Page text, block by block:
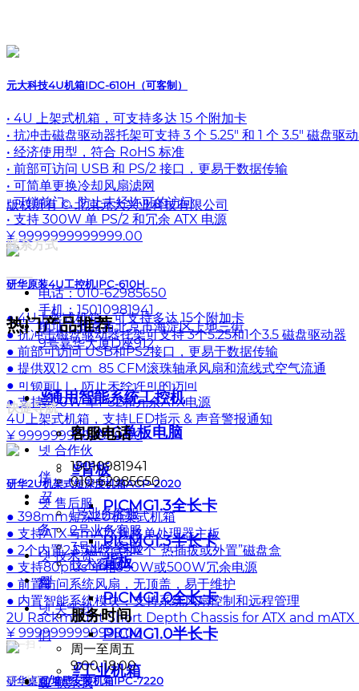
元大科技4U机箱IDC-610H（可客制）
• 4U 上架式机箱，可支持多达 15 个附加卡
• 抗冲击磁盘驱动器托架可支持 3 个 5.25" 和 1 个 3.5" 磁盘驱
• 经济使用型，符合 RoHS 标准
• 前部可访问 USB 和 PS/2 接口，更易于数据传输
• 可简单更换冷却风扇滤网
• 可锁前门，防止未经许可的访问
• 支持 300W 单 PS/2 和冗余 ATX 电源
¥ 9999999999999.00
研华原装4U工控机IPC-610H
● 4U上架式机箱，可支持多达 15个附加卡
● 抗冲击磁盘驱动器托架可支持 3个5.25和1个3.5 磁盘驱动器
● 前部可访问 USB和PS2接口，更易于数据传输
● 提供双12 cm 85 CFM滚珠轴承风扇和流线式空气流通
● 可锁前门，防止未经许可的访问
● 支持300W 单PS2和冗余ATX电源
4U上架式机箱，支持LED指示 & 声音警报通知
¥ 9999999999999.00
研华2U机架式短深度机箱ACP-2020
● 398mm短深2U机架式机箱
● 支持ATX与mATX规格单处理器主板
● 2个内置2.5"磁盘盒和2个“热插拔或外置”磁盘盒
● 支持80plus 单相350W或500W冗余电源
● 前置访问系统风扇，无顶盖，易于维护
● 内置智能系统模块，支持系统风扇控制和远程管理
2U Rackmount Short Depth Chassis for ATX and
¥ 9999999999999.00
研华桌面/墙壁安装机箱IPC-7220
热门产品推荐
ꁇ通用智能系统工控机
PICMG单板电脑
ꁇ背板
PICMG1.3全长卡
PICMG1.3半长卡
背板
PICMG1.0全长卡
PICMG1.0半长卡
ꁇ工业机箱
版权所有 © 北京元大兴业科技有限公司
联系方式
——
电话：010-62985650
手机： 15010981941
地址：北京市北京市海淀区上地三街
9号嘉华大厦D座912
快捷导航
——
넷 合作伙
伴
넷 售后服
务
넷 技术资
料
넷 关于我
们
扫一扫，
关注我们넷 联系我
끅
客服电话
15010981941
010-62985650
뀩
1号业务客服
2号业务客服
3号业务客服
技术客服
뀥
服务时间
周一至周五
9:00-18:00
낃